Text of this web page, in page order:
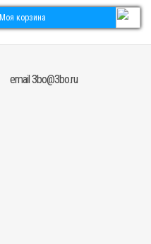
Моя корзина
email 3bo@3bo.ru